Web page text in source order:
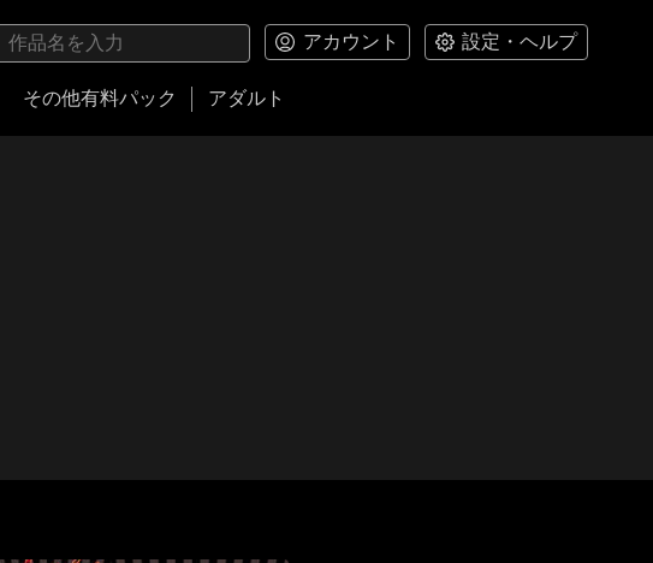
アカウント 設定・ヘルプ
その他有料パック アダルト